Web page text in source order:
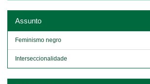
Assunto
Feminismo negro
Interseccionalidade